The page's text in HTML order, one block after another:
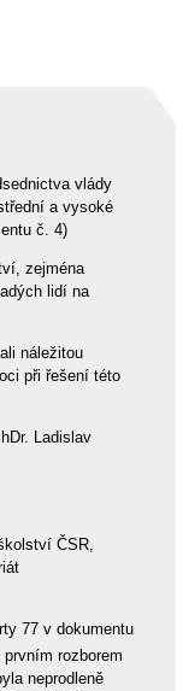
vlády
a vysoké
č. 4)
zejména
lidí na
náležitou
při řešení této
Ladislav
ČSR,
77 v dokumentu
rozborem
neprodleně